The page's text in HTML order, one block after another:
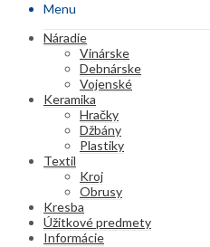
Menu
Náradie
Vinárske
Debnárske
Vojenské
Keramika
Hračky
Džbány
Plastiky
Textil
Kroj
Obrusy
Kresba
Úžitkové predmety
Informácie